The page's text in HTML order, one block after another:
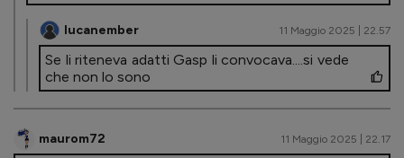
lucanember 11 Maggio 2025 | 22.57
Se li riteneva adatti Gasp li convocava....si vede
che non lo sono
maurom72 11 Maggio 2025 | 22.17